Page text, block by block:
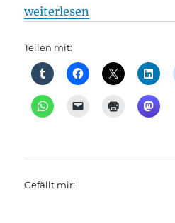
„Neugestaltung der
weiterlesen
Teilen mit:
Gefällt mir: